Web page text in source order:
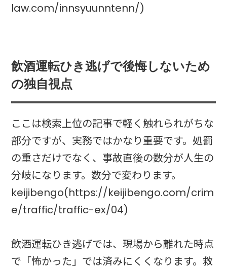
law.com/innsyuunntenn/)
飲酒運転ひき逃げで後悔しないため
の独自視点
ここは検索上位の記事で軽く触れられがちな
部分ですが、実務ではかなり重要です。処罰
の重さだけでなく、事故直後の数分が人生の
分岐になります。数分で変わります。
keijibengo(https://keijibengo.com/crim
e/traffic/traffic-ex/04)
飲酒運転ひき逃げでは、現場から離れた時点
で「怖かった」では済みにくくなります。救